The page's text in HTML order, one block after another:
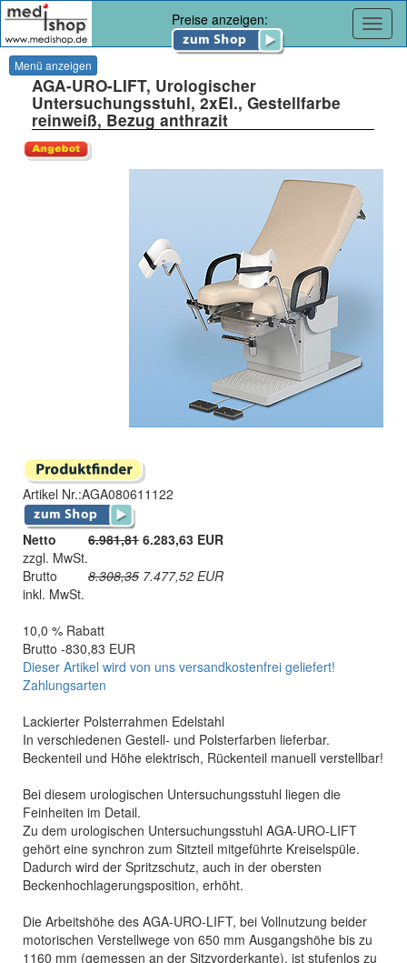
Preise anzeigen:
Menü anzeigen
AGA-URO-LIFT, Urologischer
Untersuchungsstuhl, 2xEl., Gestellfarbe
reinweiß, Bezug anthrazit
Artikel Nr.:AGA080611122
Netto 6.981,81 6.283,63 EUR
zzgl. MwSt.
Brutto
8.308,35 7.477,52 EUR
inkl. MwSt.
10,0 % Rabatt
Brutto -830,83 EUR
Dieser Artikel wird von uns versandkostenfrei geliefert!
Zahlungsarten
Lackierter Polsterrahmen Edelstahl
In verschiedenen Gestell- und Polsterfarben lieferbar.
Beckenteil und Höhe elektrisch, Rückenteil manuell verstellbar!
Bei diesem urologischen Untersuchungsstuhl liegen die
Feinheiten im Detail.
Zu dem urologischen Untersuchungsstuhl AGA-URO-LIFT
gehört eine synchron zum Sitzteil mitgeführte Kreiselspüle.
Dadurch wird der Spritzschutz, auch in der obersten
Beckenhochlagerungsposition, erhöht.
Die Arbeitshöhe des AGA-URO-LIFT, bei Vollnutzung beider
motorischen Verstellwege von 650 mm Ausgangshöhe bis zu
1160 mm (gemessen an der Sitzvorderkante), ist stufenlos zu